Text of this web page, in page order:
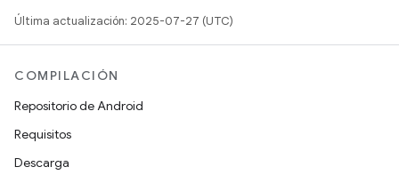
Última actualización: 2025-07-27 (UTC)
COMPILACIÓN
Repositorio de Android
Requisitos
Descarga